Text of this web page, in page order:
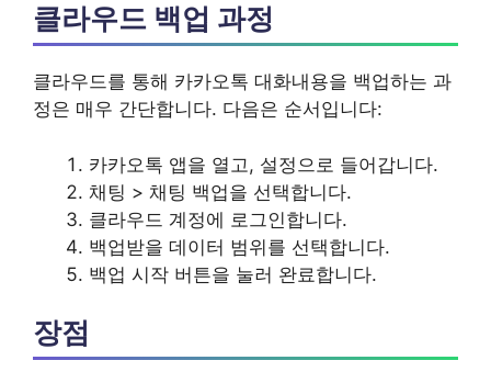
클라우드 백업 과정
클라우드를 통해 카카오톡 대화내용을 백업하는 과
정은 매우 간단합니다. 다음은 순서입니다:
카카오톡 앱을 열고, 설정으로 들어갑니다.
채팅 > 채팅 백업을 선택합니다.
클라우드 계정에 로그인합니다.
백업받을 데이터 범위를 선택합니다.
백업 시작 버튼을 눌러 완료합니다.
장점